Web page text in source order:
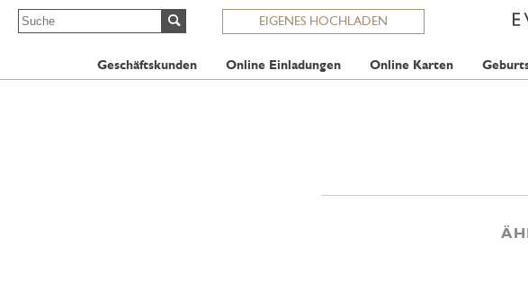
EIGENES HOCHLADEN
Geschäftskunden Online Einladungen Online Karten